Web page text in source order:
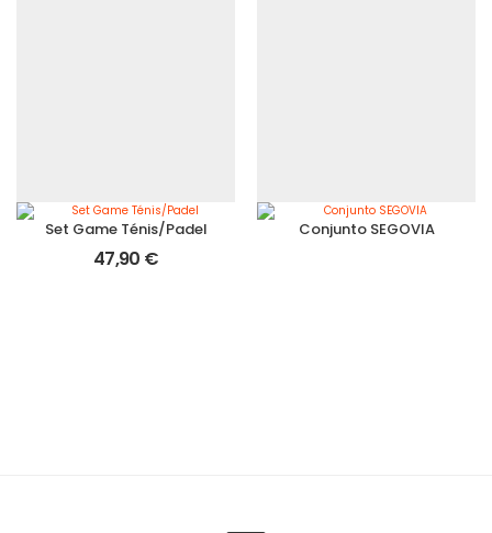
Set Game Ténis/Padel
47,90 €
Conjunto SEGOVIA